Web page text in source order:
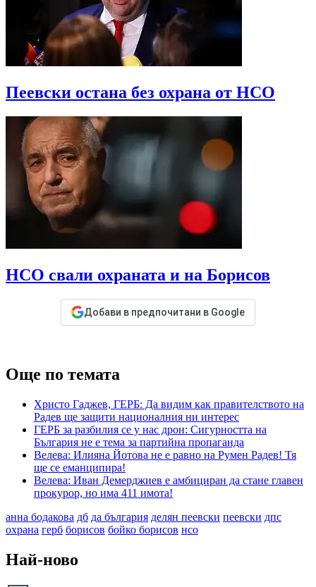
Пеевски остана без охрана от НСО
НСО свали охраната и на Борисов
Добави в предпочитани в Google
Още по темата
Христо Гаджев, ГЕРБ: Да видим как правителството на
Радев ще защити националния ни интерес
ГЕРБ за разбилия се у нас дрон: Сигурността на
България не е тема за партийна пропаганда
Велева: Илияна Йотова не е равно на Румен Радев! Тя
ще се еманципира!
Велева: Иван Демерджиев е амбициран да стане главен
прокурор, но има 411 имота!
анна бодакова дб да българия делян пеевски пеевски дпс
охрана герб борисов бойко борисов нсо
Най-ново